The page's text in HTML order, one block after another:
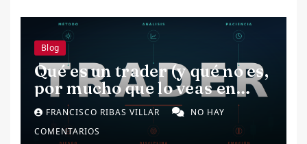
Blog
Qué es un trader (y qué no es,
por mucho que lo veas en
redes)
FRANCISCO RIBAS VILLAR
NO HAY
COMENTARIOS